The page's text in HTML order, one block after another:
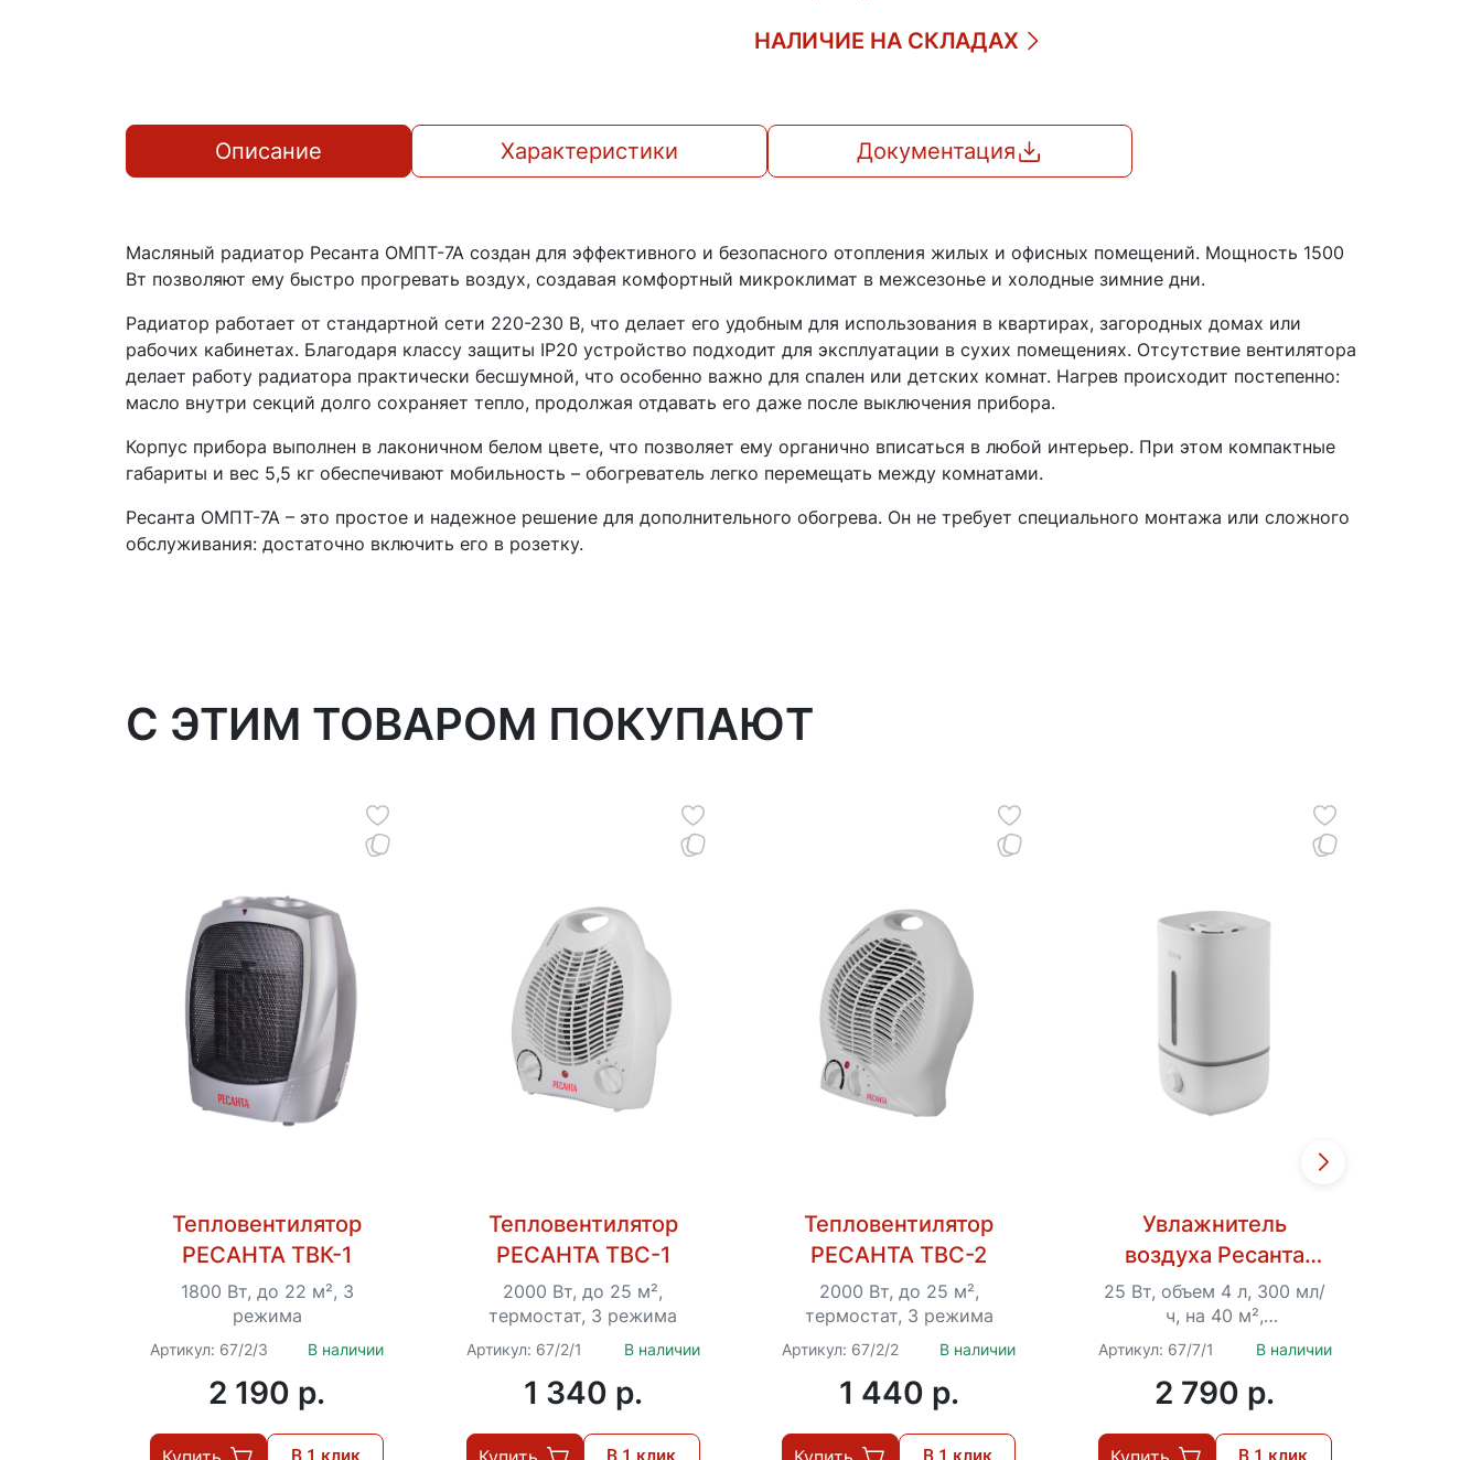
НАЛИЧИЕ НА СКЛАДАХ
Описание Характеристики Документация
Масляный радиатор Ресанта ОМПТ-7А создан для эффективного и безопасного отопления жилых и офисных помещений. Мощность 1500
Вт позволяют ему быстро прогревать воздух, создавая комфортный микроклимат в межсезонье и холодные зимние дни.
Радиатор работает от стандартной сети 220-230 В, что делает его удобным для использования в квартирах, загородных домах или
рабочих кабинетах. Благодаря классу защиты IP20 устройство подходит для эксплуатации в сухих помещениях. Отсутствие вентилятора
делает работу радиатора практически бесшумной, что особенно важно для спален или детских комнат. Нагрев происходит постепенно:
масло внутри секций долго сохраняет тепло, продолжая отдавать его даже после выключения прибора.
Корпус прибора выполнен в лаконичном белом цвете, что позволяет ему органично вписаться в любой интерьер. При этом компактные
габариты и вес 5,5 кг обеспечивают мобильность – обогреватель легко перемещать между комнатами.
Ресанта ОМПТ-7А – это простое и надежное решение для дополнительного обогрева. Он не требует специального монтажа или сложного
обслуживания: достаточно включить его в розетку.
C ЭТИМ ТОВАРОМ ПОКУПАЮТ
Тепловентилятор
РЕСАНТА ТВК-1
1800 Вт, до 22 м², 3
режима
Артикул: 67/2/3 В наличии
2 190 p.
В 1 клик
Тепловентилятор
РЕСАНТА ТВС-1
2000 Вт, до 25 м²,
термостат, 3 режима
Артикул: 67/2/1 В наличии
1 340 p.
В 1 клик
Тепловентилятор
РЕСАНТА ТВС-2
2000 Вт, до 25 м²,
термостат, 3 режима
Артикул: 67/2/2 В наличии
1 440 p.
В 1 клик
Увлажнитель
воздуха Ресанта
УВ-3
25 Вт, объем 4 л, 300 мл/
ч, на 40 м²,
ультразвуковой
Артикул: 67/7/1 В наличии
2 790 p.
В 1 клик